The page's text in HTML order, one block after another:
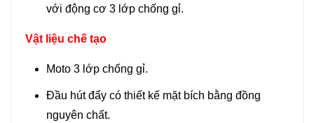
với động cơ 3 lớp chống gỉ.
Vật liệu chế tạo
Moto 3 lớp chống gỉ.
Đầu hút đẩy có thiết kế mặt bích bằng đồng
nguyên chất.